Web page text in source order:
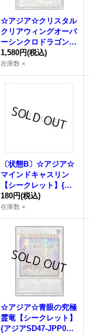
☆アジア☆クリスタル
クリアウィングオーバ
ーシンクロドラゴン
【クォーターセンチュ
リーシークレット】
{アジアSUDA-JP039}
1,580円(税込)
在庫数 ×
〔状態B〕☆アジア☆
マインドキャスリン
【シークレット】{ア
ジアWPP5-JP071}
《シンクロ》
180円(税込)
在庫数 ×
☆アジア☆青眼の究極
霊竜【シークレット】
{アジアSD47-JPP06}